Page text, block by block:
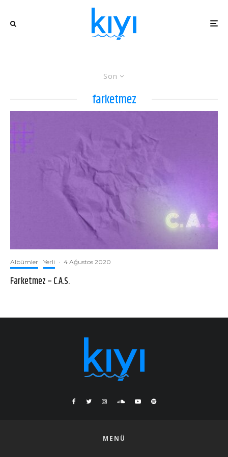
Son
farketmez
Albümler Yerli · 4 Ağustos 2020
Farketmez – C.A.S.
MENÜ